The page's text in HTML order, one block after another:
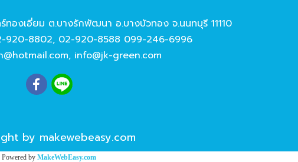
องเอี่ยม ต.บางรักพัฒนา อ.บางบัวทอง จ.นนทบุรี 11110
920-8802, 02-920-8588 099-246-6996
, info@jk-green.com
by makewebeasy.com
Powered by MakeWebEasy.com